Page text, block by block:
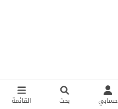
حسابي بحث القائمة